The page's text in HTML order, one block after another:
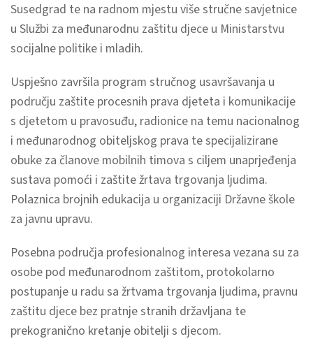
Susedgrad te na radnom mjestu više stručne savjetnice
u Službi za međunarodnu zaštitu djece u Ministarstvu
socijalne politike i mladih.
Uspješno završila program stručnog usavršavanja u
području zaštite procesnih prava djeteta i komunikacije
s djetetom u pravosuđu, radionice na temu nacionalnog
i međunarodnog obiteljskog prava te specijalizirane
obuke za članove mobilnih timova s ciljem unaprjeđenja
sustava pomoći i zaštite žrtava trgovanja ljudima.
Polaznica brojnih edukacija u organizaciji Državne škole
za javnu upravu.
Posebna područja profesionalnog interesa vezana su za
osobe pod međunarodnom zaštitom, protokolarno
postupanje u radu sa žrtvama trgovanja ljudima, pravnu
zaštitu djece bez pratnje stranih državljana te
prekogranično kretanje obitelji s djecom.